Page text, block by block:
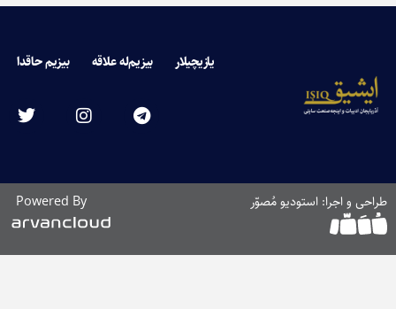
یازیچیلار بیزیم‌له علاقه بیزیم حاقدا
طراحی و اجرا: استودیو مُصوّر Powered By